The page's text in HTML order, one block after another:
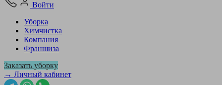
Войти
Уборка
Химчистка
Компания
Франшиза
Заказать уборку
→ Личный кабинет